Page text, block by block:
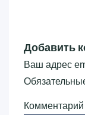
Добавить
Ваш адрес
Комментарий